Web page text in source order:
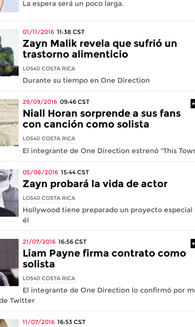
La espera será un poco larga.
01/11/2016 11:38 CST
Zayn Malik revela que sufrió un
trastorno alimenticio
LOS40 COSTA RICA
Durante su tiempo en One Direction
29/09/2016 09:46 CST
Niall Horan sorprende a sus fans
con canción como solista
LOS40 COSTA RICA
El integrante de One Direction estrenó "This
05/08/2016 15:44 CST
Zayn probará la vida de actor
LOS40 COSTA RICA
Hollywood tiene preparado un proyecto especial
él
21/07/2016 16:56 CST
Liam Payne firma contrato como
solista
LOS40 COSTA RICA
El integrante de One Direction lo confirmó por
Twitter
11/07/2016 16:53 CST